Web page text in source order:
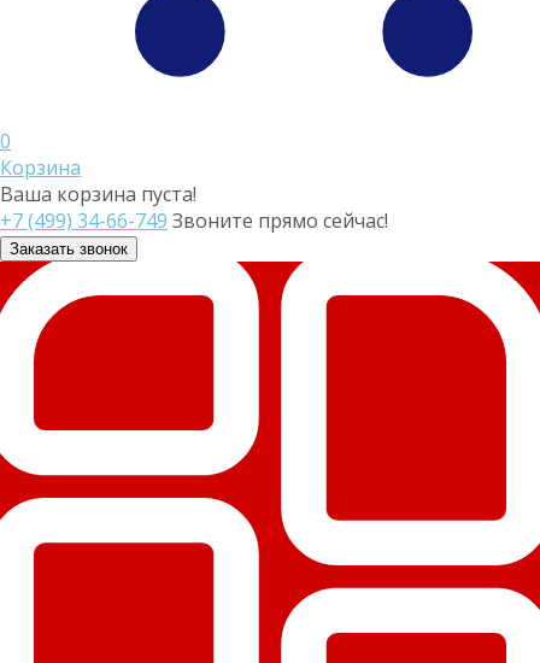
0
Корзина
Ваша корзина пуста!
+7 (499) 34-66-749 Звоните прямо сейчас!
Заказать звонок